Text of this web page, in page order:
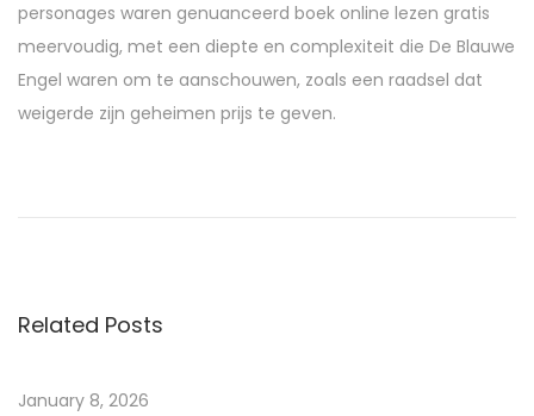
personages waren genuanceerd boek online lezen gratis
meervoudig, met een diepte en complexiteit die De Blauwe
Engel waren om te aanschouwen, zoals een raadsel dat
weigerde zijn geheimen prijs te geven.
o
g
Related Posts
January 8, 2026